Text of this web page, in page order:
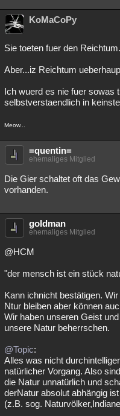
KoMaCoPy
Sie toeten fuer den Reichtum.
Aber...iz Reichtum
Ich wuerd es nie fuer sowas
selbstverstaendlich in
Meow...
=quentin=
ehemaliges Mitglied
Die Gier schaltet oft das
vorhanden.
goldman
ehemaliges Mitglied
@HCM
"der mensch ist ein stück
Kann ichnicht bestätigen.
Ntur bleiben aber können
Wir haben unseren Geist
unsere Natur beherrschen.
@Topic:
Alles was nicht
natürlicher Vorgang. Also
die Natur unnatürlich und
derNatur absolut abhängig
(z.B. sog.